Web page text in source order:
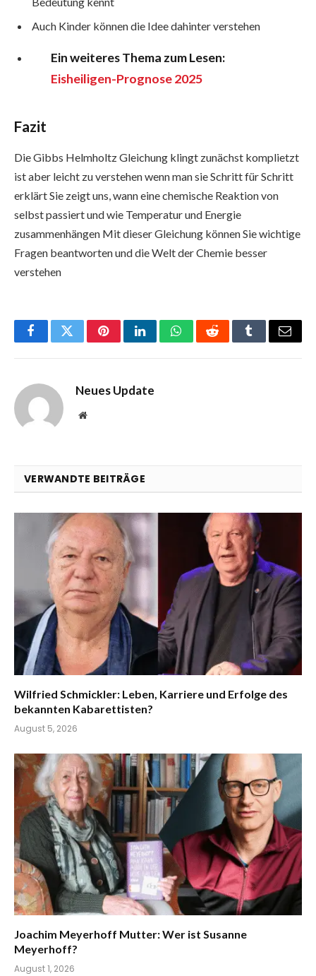
Auch Kinder können die Idee dahinter verstehen
Ein weiteres Thema zum Lesen:
Eisheiligen-Prognose 2025
Fazit
Die Gibbs Helmholtz Gleichung klingt zunächst komplietzt
ist aber leicht zu verstehen wenn man sie Schritt für Schritt
erklärt Sie zeigt uns, wann eine chemische Reaktion von
selbst passiert und wie Temperatur und Energie
zusammenhängen Mit dieser Gleichung können Sie wichtige
Fragen beantworten und die Welt der Chemie besser
verstehen
FacebookTwitterPinterestLinkedInWhatsAppRedditTumblrEmail
Neues Update
Website
VERWANDTE BEITRÄGE
Wilfried Schmickler: Leben, Karriere und Erfolge des
bekannten Kabarettisten?
August 5, 2026
Joachim Meyerhoff Mutter: Wer ist Susanne
Meyerhoff?
August 1, 2026